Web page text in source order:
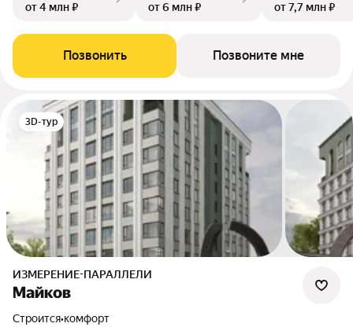
от 4 млн ₽
от 6 млн ₽
от 7,7 млн ₽
Позвонить Позвоните мне
3D-тур
ИЗМЕРЕНИЕ-ПАРАЛЛЕЛИ
Майков
Строится•комфорт